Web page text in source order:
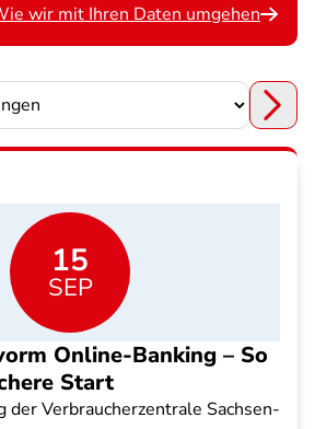
wir mit Ihren Daten umgehen
15
SEP
Online-Banking – So
Start
der Verbraucherzentrale Sachsen-